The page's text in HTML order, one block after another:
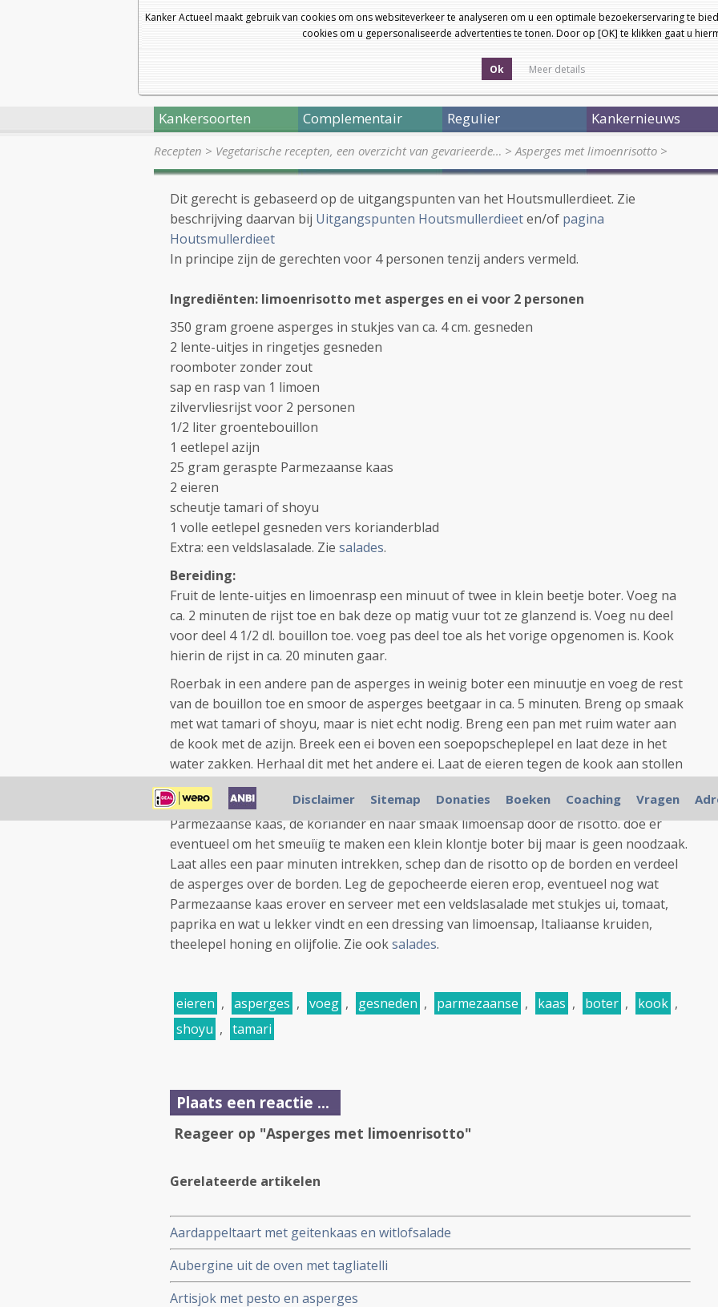
Kanker Actueel maakt gebruik van cookies om ons websiteverkeer te analyseren om u een optimale bezoekerservaring te
cookies om u gepersonaliseerde advertenties te tonen. Door op [OK] te klikken gaat u
Ok Meer details
Kankersoorten Complementair Regulier Kankernieuws
Recepten > Vegetarische recepten, een overzicht van gevarieerde… >Asperges met limoenrisotto >
Dit gerecht is gebaseerd op de uitgangspunten van het Houtsmullerdieet. Zie
beschrijving daarvan bij Uitgangspunten Houtsmullerdieeten/of pagina
Houtsmullerdieet
In principe zijn de gerechten voor 4 personen tenzij anders vermeld.
Ingrediënten: limoenrisotto met asperges en ei voor 2 personen
350 gram groene asperges in stukjes van ca. 4 cm. gesneden
2 lente-uitjes in ringetjes gesneden
roomboter zonder zout
sap en rasp van 1 limoen
zilvervliesrijst voor 2 personen
1/2 liter groentebouillon
1 eetlepel azijn
25 gram geraspte Parmezaanse kaas
2 eieren
scheutje tamari of shoyu
1 volle eetlepel gesneden vers korianderblad
Extra: een veldslasalade. Zie salades.
Bereiding:
Fruit de lente-uitjes en limoenrasp een minuut of twee in klein beetje boter. Voeg na
ca. 2 minuten de rijst toe en bak deze op matig vuur tot ze glanzend is. Voeg nu deel
voor deel 4 1/2 dl. bouillon toe. voeg pas deel toe als het vorige opgenomen is. Kook
hierin de rijst in ca. 20 minuten gaar.
Roerbak in een andere pan de asperges in weinig boter een minuutje en voeg de rest
van de bouillon toe en smoor de asperges beetgaar in ca. 5 minuten. Breng op smaak
met wat tamari of shoyu, maar is niet echt nodig. Breng een pan met ruim water aan
de kook met de azijn. Breek een ei boven een soepopscheplepel en laat deze in het
water zakken. Herhaal dit met het andere ei. Laat de eieren tegen de kook aan stollen
in ca. 4-5 minuten. Geel mag zacht zijn. (u kunt natuurlijk ook de eieren in de schil
gewoon zacht koken). Neem met een schuimspaan de eieren uit het water. Roer de
Parmezaanse kaas, de koriander en naar smaak limoensap door de risotto. doe er
eventueel om het smeuiïg te maken een klein klontje boter bij maar is geen noodzaak.
Laat alles een paar minuten intrekken, schep dan de risotto op de borden en verdeel
de asperges over de borden. Leg de gepocheerde eieren erop, eventueel nog wat
Parmezaanse kaas erover en serveer met een veldslasalade met stukjes ui, tomaat,
paprika en wat u lekker vindt en een dressing van limoensap, Italiaanse kruiden,
theelepel honing en olijfolie. Zie ooksalades.
eieren , asperges , voeg , gesneden , parmezaanse , kaas , boter , kook ,
shoyu , tamari
Plaats een reactie ...
Reageer op "Asperges met limoenrisotto"
Gerelateerde artikelen
Aardappeltaart met geitenkaas en witlofsalade
Aubergine uit de oven met tagliatelli
Artisjok met pesto en asperges
Disclaimer Sitemap Donaties Boeken Coaching Vragen